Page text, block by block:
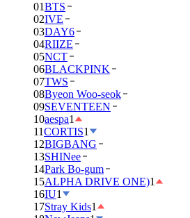
01BTS
02IVE
03DAY6
04RIIZE
05NCT
06BLACKPINK
07TWS
08Byeon Woo-seok
09SEVENTEEN
10aespa1
11CORTIS1
12BIGBANG
13SHINee
14Park Bo-gum
15ALPHA DRIVE ONE)1
16IU1
17Stray Kids1